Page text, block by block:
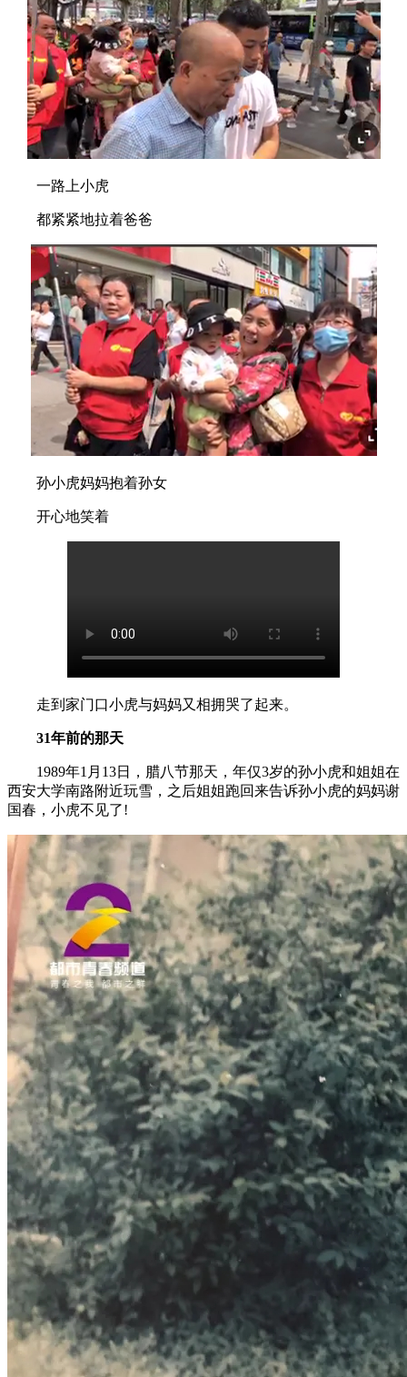
一路上小虎
都紧紧地拉着爸爸
孙小虎妈妈抱着孙女
开心地笑着
走到家门口小虎与妈妈又相拥哭了起来。
31年前的那天
1989年1月13日，腊八节那天，年仅3岁的孙小虎和姐姐在
西安大学南路附近玩雪，之后姐姐跑回来告诉孙小虎的妈妈谢
国春，小虎不见了!